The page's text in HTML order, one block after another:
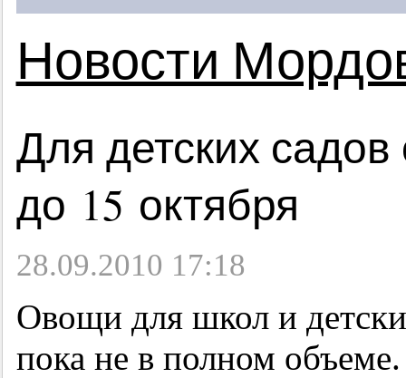
Новости
Для детских
до 15 октября
28.09.2010 17:18
Овощи для школ и
пока не в полном